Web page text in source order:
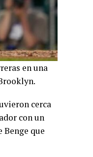
en una
cerca
con un
que